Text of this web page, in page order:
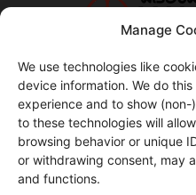
Manage
We use technologies like
device information. We do
experience and to show
to these technologies will
browsing behavior or unique
or withdrawing consent, may
and functions.
แมลงโ
Contact us: